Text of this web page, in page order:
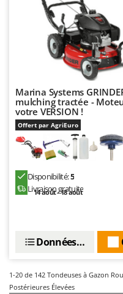
Marina Systems
mulching tractée -
votre VERSION !
Offert par AgriEuro
Disponibilité:5
Livraison gratuite
14 août - 18 août
Données
1-20 de 142 Tondeuses à Gazon
Postérieures Élevées